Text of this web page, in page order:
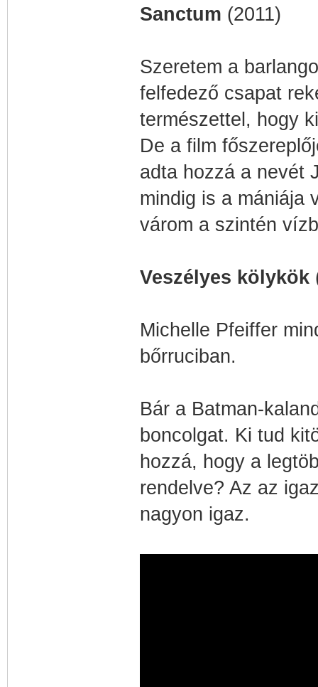
Sanctum (2011)
Szeretem a
felfedező csapat
természettel, hogy
De a film
adta hozzá a nevét
mindig is a mániája
várom a szintén
Veszélyes kölykök
Michelle Pfeiffer
bőrruciban.
Bár a Batman-
boncolgat. Ki tud
hozzá, hogy a
rendelve? Az az
nagyon igaz.